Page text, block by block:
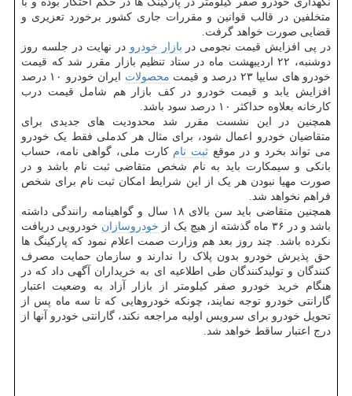
متخلفین در قالب قوانین و مقررات جاری کشور برخورد تعزیری و
قضایی صورت خواهد گرفت.
در پی افزایش قیمت نجومی در بازار خودرو در نهایت در جلسه روز
دوشنبه، ۲۲ اردیبهشت ماه در ستاد تنظیم بازار مقرر شد که قیمت
خودرو های سایپا ۲۳ درصد و قیمت
محصولات
ایران خودرو ۱۰ درصد
افزایش یابد و قیمت خودرو در کف بازار هم شامل قیمت درب
کارخانه بعلاوه حداکثر ۱۰ درصد سود باشد.
همچنین در این نشست مقرر شد محدودیت های جدیدی برای
متقاضیان خودرو اعمال شود، برای مثال هر کدملی فقط یک خودرو
می تواند بخرد و در موقع ثبت نام کارت ملی، گواهی نامه، حساب
بانکی و سیمکارت باید به نام شخص متقاضی ثبت نام باشد و در
صورت مهیا نبودن هر یک از این شرایط امکان ثبت نام برای شخص
فراهم نخواهد شد.
همچنین متقاضی باید سن بالای ۱۸ سال و گواهینامه رانندگی داشته
باشد و در ۳۶ ماه گذشته از هیچ یک از
خودروسازان خودرویی دریافت
نکرده باشد. چند روز بعد هم وزارت صمت اعلام نمود که پارکینگ ها
حق پذیرش خودرو بدون پلاک را ندارند و سازمان حمایت مصرف
کنندگان و تولیدکنندگان طی اطلاعیه ای به خریداران آگهی داد که در
هنگام خرید خودرو صفر کیلومتر از بازار آزاد به وضعیت اعتبار
گارانتی خودرو توجه نمایند، چونکه خودروهایی که تا سه ماه پس از
تحویل خودرو برای سرویس اولیه مراجعه نکند، گارانتی خودرو آنها از
درج اعتبار ساقط خواهد شد.